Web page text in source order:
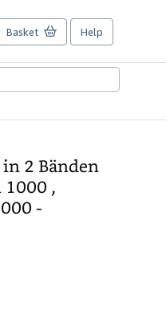
Basket Help
2 Bänden
1000 ,
-